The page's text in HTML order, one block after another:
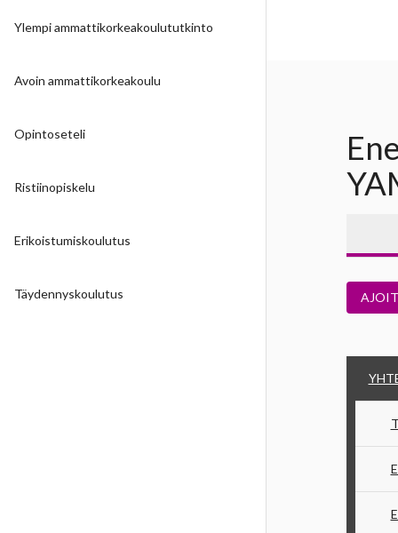
Ylempi ammattikorkeakoulututkinto
Avoin ammattikorkeakoulu
Opintoseteli
Ristiinopiskelu
Erikoistumiskoulutus
Täydennyskoulutus